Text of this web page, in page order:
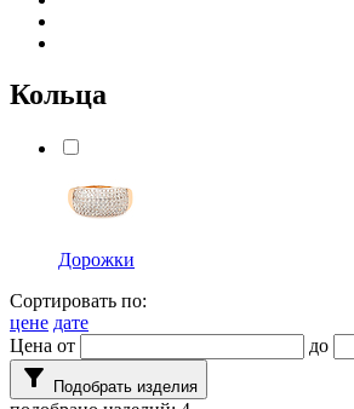
Кольца
Дорожки
Сортировать по:
цене дате
Цена от
до
filter_alt Подобрать изделия